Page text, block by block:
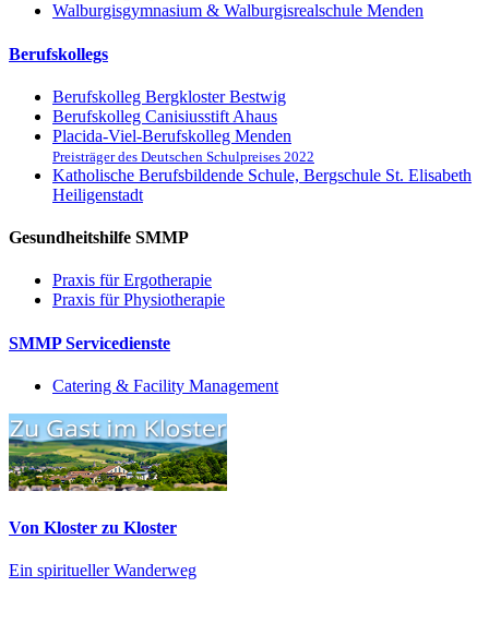
Walburgisgymnasium & Walburgisrealschule Menden
Berufskollegs
Berufskolleg Bergkloster Bestwig
Berufskolleg Canisiusstift Ahaus
Placida-Viel-Berufskolleg Menden
Preisträger des Deutschen Schulpreises 2022
Katholische Berufsbildende Schule, Bergschule St. Elisabeth
Heiligenstadt
Gesundheitshilfe SMMP
Praxis für Ergo­therapie
Praxis für Physio­therapie
SMMP Servicedienste
Catering & Facility Management
Von Kloster zu Kloster
Ein spiritueller Wanderweg